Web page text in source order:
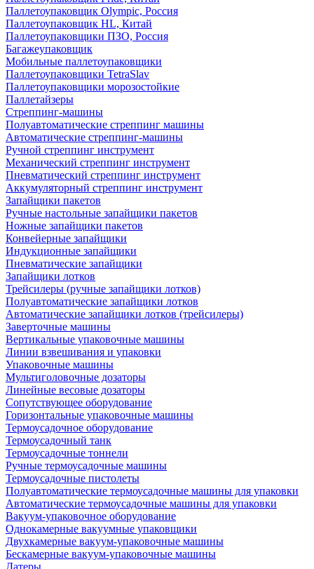
Паллетоупаковщик Olympic, Россия
Паллетоупаковщик HL, Китай
Паллетоупаковщики ПЗО, Россия
Багажеупаковщик
Мобильные паллетоупаковщики
Паллетоупаковщики TetraSlav
Паллетоупаковщики морозостойкие
Паллетайзеры
Стреппинг-машины
Полуавтоматические стреппинг машины
Автоматические стреппинг-машины
Ручной стреппинг инструмент
Механический стреппинг инструмент
Пневматический стреппинг инструмент
Аккумуляторный стреппинг инструмент
Запайщики пакетов
Ручные настольные запайщики пакетов
Ножные запайщики пакетов
Конвейерные запайщики
Индукционные запайщики
Пневматические запайщики
Запайщики лотков
Трейсилеры (ручные запайщики лотков)
Полуавтоматические запайщики лотков
Автоматические запайщики лотков (трейсилеры)
Заверточные машины
Вертикальные упаковочные машины
Линии взвешивания и упаковки
Упаковочные машины
Мультиголовочные дозаторы
Линейные весовые дозаторы
Сопутствующее оборудование
Горизонтальные упаковочные машины
Термоусадочное оборудование
Термоусадочный танк
Термоусадочные тоннели
Ручные термоусадочные машины
Термоусадочные пистолеты
Полуавтоматические термоусадочные машины для упаковки
Автоматические термоусадочные машины для упаковки
Вакуум-упаковочное оборудование
Однокамерные вакуумные упаковщики
Двухкамерные вакуум-упаковочные машины
Бескамерные вакуум-упаковочные машины
Датеры